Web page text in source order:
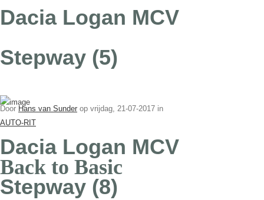
Dacia Logan MCV
Stepway (5)
Dacia Logan MCV
Stepway (8)
Door Hans van Sunder op vrijdag, 21-07-2017 in
AUTO-RIT
Back to Basic